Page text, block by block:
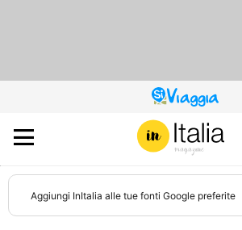
QUESTO
SITO
CONTRIBUISCE
ALL’AUDIENCE
DI
Aggiungi InItalia alle tue fonti Google preferite